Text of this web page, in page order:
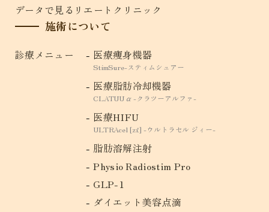
データで見るリエートクリニック
施術について
診療メニュー 医療痩身機器
StimSure-スティムシュアー
医療脂肪冷却機器
CLATUU α -クラツーアルファ-
医療HIFU
ULTRAcel [zíː] -ウルトラセル ジィー-
脂肪溶解注射
Physio Radiostim Pro
GLP-1
ダイエット美容点滴